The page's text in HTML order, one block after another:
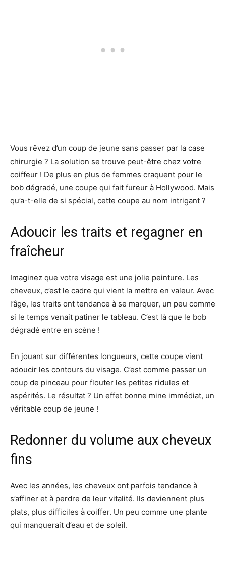
Vous rêvez d’un coup de jeune sans passer par la case
chirurgie ? La solution se trouve peut-être chez votre
coiffeur ! De plus en plus de femmes craquent pour le
bob dégradé, une coupe qui fait fureur à Hollywood. Mais
qu’a-t-elle de si spécial, cette coupe au nom intrigant ?
Adoucir les traits et regagner en
fraîcheur
Imaginez que votre visage est une jolie peinture. Les
cheveux, c’est le cadre qui vient la mettre en valeur. Avec
l’âge, les traits ont tendance à se marquer, un peu comme
si le temps venait patiner le tableau. C’est là que le bob
dégradé entre en scène !
En jouant sur différentes longueurs, cette coupe vient
adoucir les contours du visage. C’est comme passer un
coup de pinceau pour flouter les petites ridules et
aspérités. Le résultat ? Un effet bonne mine immédiat, un
véritable coup de jeune !
Redonner du volume aux cheveux
fins
Avec les années, les cheveux ont parfois tendance à
s’affiner et à perdre de leur vitalité. Ils deviennent plus
plats, plus difficiles à coiffer. Un peu comme une plante
qui manquerait d’eau et de soleil.